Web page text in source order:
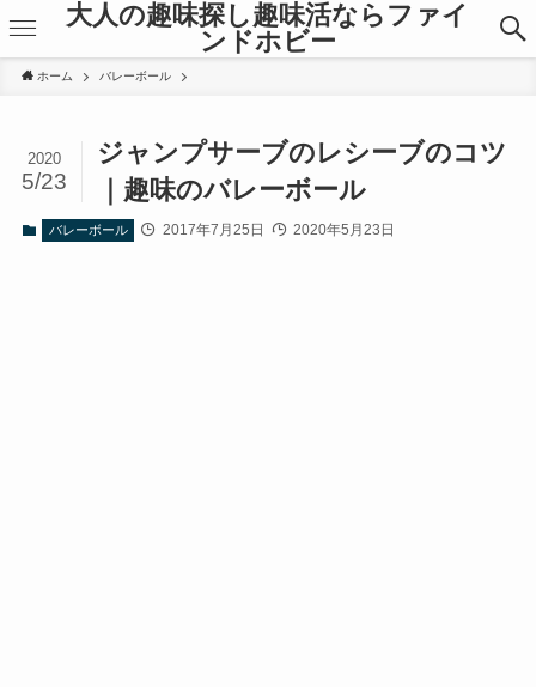
大人の趣味探し趣味活ならファイ
ンドホビー
ホーム バレーボール
ジャンプサーブのレシーブのコツ
｜趣味のバレーボール
2020
5/23
バレーボール 2017年7月25日 2020年5月23日